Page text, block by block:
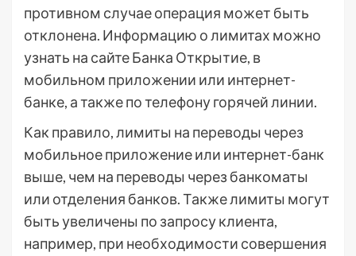
противном случае операция может быть
отклонена. Информацию о лимитах можно
узнать на сайте Банка Открытие, в
мобильном приложении или интернет-
банке, а также по телефону горячей линии.
Как правило, лимиты на переводы через
мобильное приложение или интернет-банк
выше, чем на переводы через банкоматы
или отделения банков. Также лимиты могут
быть увеличены по запросу клиента,
например, при необходимости совершения